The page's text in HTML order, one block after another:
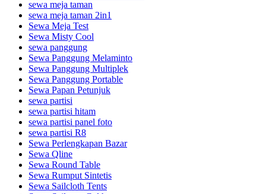
sewa meja taman
sewa meja taman 2in1
Sewa Meja Test
Sewa Misty Cool
sewa panggung
Sewa Panggung Melaminto
Sewa Panggung Multiplek
Sewa Panggung Portable
Sewa Papan Petunjuk
sewa partisi
sewa partisi hitam
sewa partisi panel foto
sewa partisi R8
Sewa Perlengkapan Bazar
Sewa Qline
Sewa Round Table
Sewa Rumput Sintetis
Sewa Sailcloth Tents